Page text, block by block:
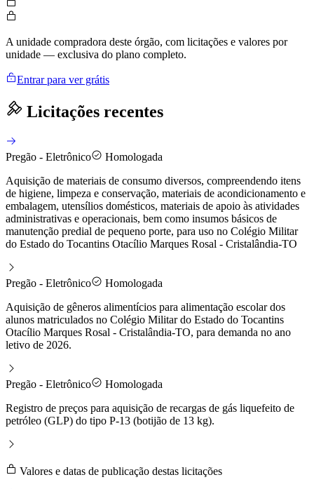
A unidade compradora deste órgão, com licitações e valores por
unidade — exclusiva do plano completo.
Entrar para ver grátis
Licitações recentes
Pregão - Eletrônico
Homologada
Aquisição de materiais de consumo diversos, compreendendo itens
de higiene, limpeza e conservação, materiais de acondicionamento e
embalagem, utensílios domésticos, materiais de apoio às atividades
administrativas e operacionais, bem como insumos básicos de
manutenção predial de pequeno porte, para uso no Colégio Militar
do Estado do Tocantins Otacílio Marques Rosal - Cristalândia-TO
Pregão - Eletrônico
Homologada
Aquisição de gêneros alimentícios para alimentação escolar dos
alunos matriculados no Colégio Militar do Estado do Tocantins
Otacílio Marques Rosal - Cristalândia-TO, para demanda no ano
letivo de 2026.
Pregão - Eletrônico
Homologada
Registro de preços para aquisição de recargas de gás liquefeito de
petróleo (GLP) do tipo P-13 (botijão de 13 kg).
Valores e datas de publicação destas licitações